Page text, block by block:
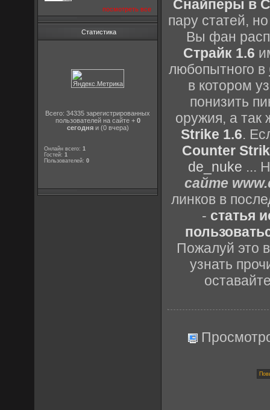
посмотреть все
Статистика
Всего: 34335 зарегистрированных
пользователей на сайте + 0
сегодняи (0 вчера)
Онлайн всего:1
Гостей:1
Пользователей:0
Снайперы в
пару статей,
Вы фан
Страйк 1.6
любопытного в
в котором
понизить
оружия, а так
Strike 1.6.
Counter
de_nuke ...
сайте
линков в
- статья
Пожалуй это
узнать